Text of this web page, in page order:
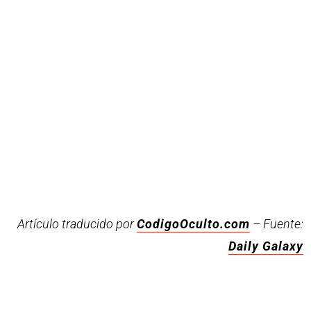
Artículo traducido porCodigoOculto.com – Fuente:
Daily Galaxy